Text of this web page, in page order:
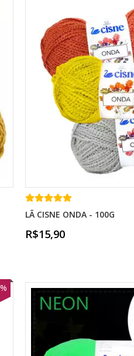
LÃ CISNE ONDA - 100G
R$15,90